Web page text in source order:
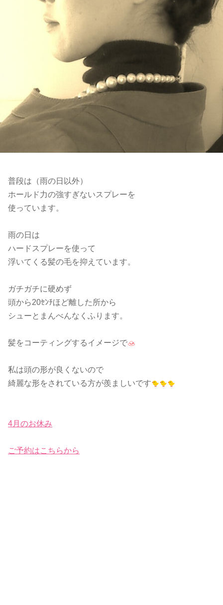
普段は（雨の日以外）
ホールド力の強すぎないスプレーを
使っています。
雨の日は
ハードスプレーを使って
浮いてくる髪の毛を抑えています。
ガチガチに硬めず
頭から20ｾﾝﾁほど離した所から
シューとまんべんなくふります。
髪をコーティングするイメージで
私は頭の形が良くないので
綺麗な形をされている方が羨ましいです
4月のお休み
ご予約はこちらから